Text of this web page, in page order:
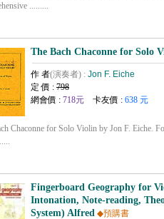
.........
The Bach Chaconne for Solo
作 者(演奏者) : Jon F. Eiche
定 價 : 798
網會價 : 718元 卡友價 : 638 元
Chaconne for Solo Violin by Jon F. Eiche.
Fingerboard Geography for
Intonation, Note-reading,
System) Alfred ◆預購書